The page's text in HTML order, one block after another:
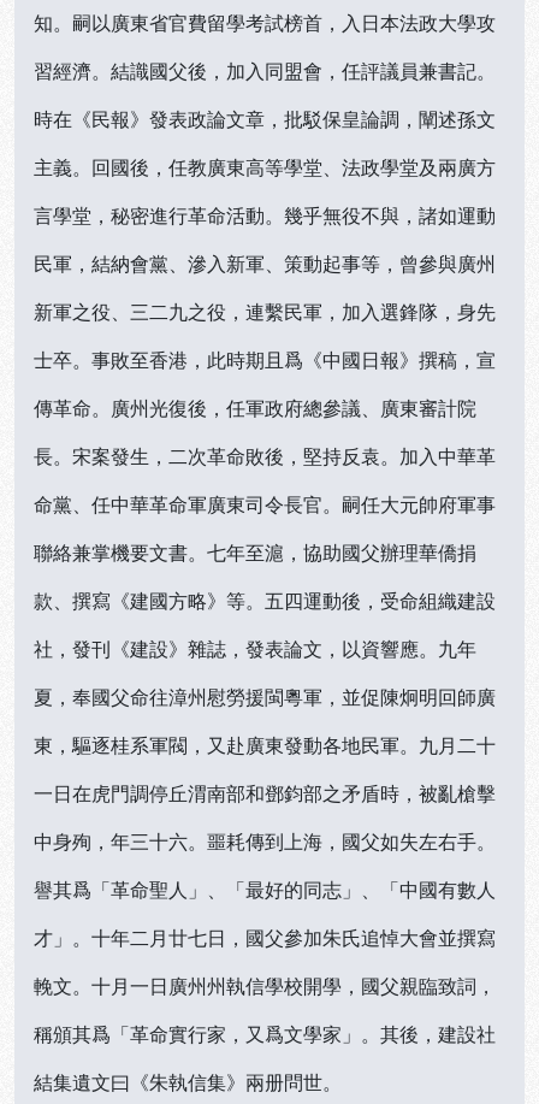
知。嗣以廣東省官費留學考試榜首，入日本法政大學攻
習經濟。結識國父後，加入同盟會，任評議員兼書記。
時在《民報》發表政論文章，批駁保皇論調，闡述孫文
主義。回國後，任教廣東高等學堂、法政學堂及兩廣方
言學堂，秘密進行革命活動。幾乎無役不與，諸如運動
民軍，結納會黨、滲入新軍、策動起事等，曾參與廣州
新軍之役、三二九之役，連繫民軍，加入選鋒隊，身先
士卒。事敗至香港，此時期且爲《中國日報》撰稿，宣
傳革命。廣州光復後，任軍政府總參議、廣東審計院
長。宋案發生，二次革命敗後，堅持反袁。加入中華革
命黨、任中華革命軍廣東司令長官。嗣任大元帥府軍事
聯絡兼掌機要文書。七年至滬，協助國父辦理華僑捐
款、撰寫《建國方略》等。五四運動後，受命組織建設
社，發刊《建設》雜誌，發表論文，以資響應。九年
夏，奉國父命往漳州慰勞援閩粵軍，並促陳炯明回師廣
東，驅逐桂系軍閥，又赴廣東發動各地民軍。九月二十
一日在虎門調停丘渭南部和鄧鈞部之矛盾時，被亂槍擊
中身殉，年三十六。噩耗傳到上海，國父如失左右手。
譽其爲「革命聖人」、「最好的同志」、「中國有數人
才」。十年二月廿七日，國父參加朱氏追悼大會並撰寫
輓文。十月一日廣州州執信學校開學，國父親臨致詞，
稱頒其爲「革命實行家，又爲文學家」。其後，建設社
結集遺文曰《朱執信集》兩册問世。